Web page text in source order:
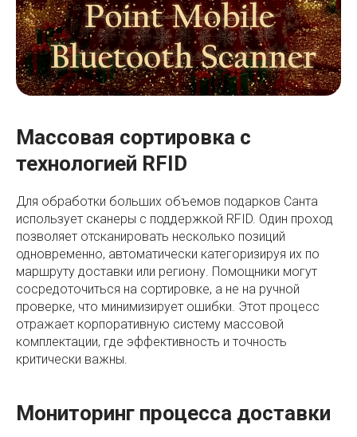
Массовая сортировка с
технологией RFID
Для обработки больших объемов подарков Санта
использует сканеры с поддержкой RFID. Один проход
позволяет отсканировать несколько позиций
одновременно, автоматически категоризируя их по
маршруту доставки или региону. Помощники могут
сосредоточиться на сортировке, а не на ручной
проверке, что минимизирует ошибки. Этот процесс
отражает корпоративную систему массовой
комплектации, где эффективность и точность
критически важны.
Мониторинг процесса доставки